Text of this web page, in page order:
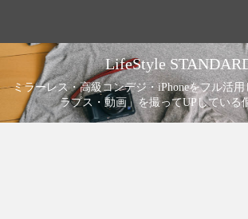
LifeStyle
ミラーレス・高級コンデジ・iPhoneをフル活
ラプス・動画」を撮ってUPしている